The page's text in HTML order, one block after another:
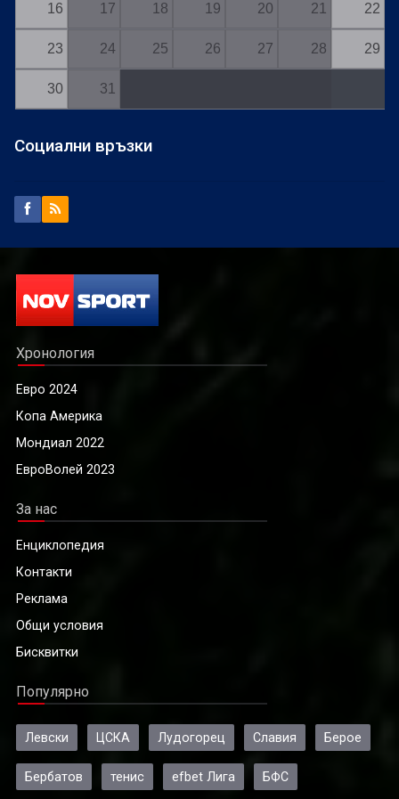
16 17 18 19 20 21 22
23 24 25 26 27 28 29
30 31
Социални връзки
Хронология
Евро 2024
Копа Америка
Мондиал 2022
ЕвроВолей 2023
За нас
Енциклопедия
Контакти
Реклама
Общи условия
Бисквитки
Популярно
Левски ЦСКА Лудогорец Славия Берое
Бербатов тенис efbet Лига БФС